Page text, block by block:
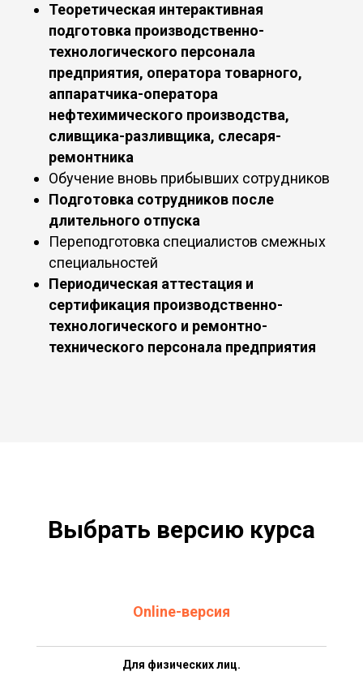
Теоретическая интерактивная
подготовка производственно-
технологического персонала
предприятия, оператора товарного,
аппаратчика-оператора
нефтехимического производства,
сливщика-разливщика, слесаря-
ремонтника
Обучение вновь прибывших сотрудников
Подготовка сотрудников после
длительного отпуска
Переподготовка специалистов смежных
специальностей
Периодическая аттестация и
сертификация производственно-
технологического и ремонтно-
технического персонала предприятия
Выбрать версию курса
Online-версия
Для физических лиц.